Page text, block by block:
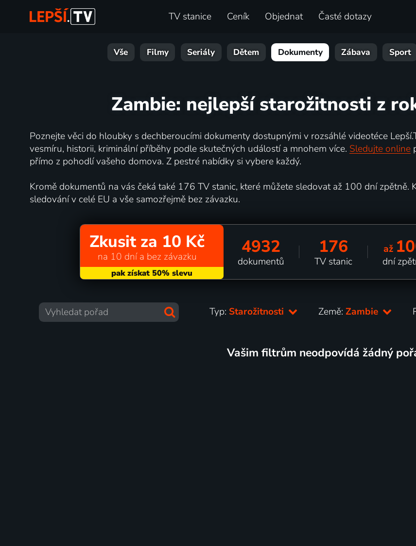
TV stanice Ceník Objednat Časté dotazy
Vše Filmy Seriály Dětem Dokumenty Zábava Sport
Zambie: nejlepší starožitnosti z
Poznejte věci do hloubky s dechberoucími dokumenty dostupnými v rozsáhlé videotéce
vesmíru, historii, kriminální příběhy podle skutečných událostí a mnohem více. Sledujte online
přímo z pohodlí vašeho domova. Z pestré nabídky si vybere každý.
Kromě dokumentů na vás čeká také 176 TV stanic, které můžete sledovat až 100 dní zpětně.
sledování v celé EU a vše samozřejmě bez závazku.
Zkusit za 10 Kč
na 10 dní a bez závazku 4932
dokumentů
176
TV stanic
až
dní
Typ: Starožitnosti Země: Zambie
Vašim filtrům neodpovídá žádný